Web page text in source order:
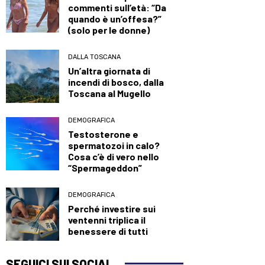
commenti sull’età: “Da
quando è un’offesa?”
(solo per le donne)
DALLA TOSCANA
Un’altra giornata di
incendi di bosco, dalla
Toscana al Mugello
DEMOGRAFICA
Testosterone e
spermatozoi in calo?
Cosa c’è di vero nello
“Spermageddon”
DEMOGRAFICA
Perché investire sui
ventenni triplica il
benessere di tutti